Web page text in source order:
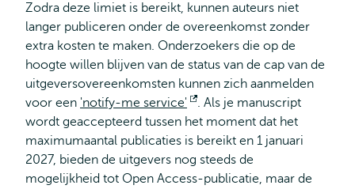
Zodra deze limiet is bereikt, kunnen auteurs niet
langer publiceren onder de overeenkomst zonder
extra kosten te maken. Onderzoekers die op de
hoogte willen blijven van de status van de cap van de
uitgeversovereenkomsten kunnen zich aanmelden
voor een 'notify-me service'
Opent
extern
. Als je manuscript
wordt geaccepteerd tussen het moment dat het
maximumaantal publicaties is bereikt en 1 januari
2027, bieden de uitgevers nog steeds de
mogelijkheid tot Open Access-publicatie, maar de